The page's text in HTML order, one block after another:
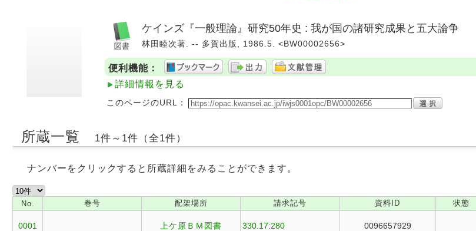
ケインズ『一般理論』研究50年史 : 我が国の諸研究成果と五大論争
林田睦次著. -- 多賀出版, 1986.5. <BW00002656>
便利機能：
詳細情報を見る
このページのURL：
所蔵一覧 1件～1件（全1件）
ナンバーをクリックすると所蔵詳細をみることができます。
No. 巻号 配架場所 請求記号 資料ID 状態
0001 上ケ原ＢＭ図書 330.17:280 0096657929